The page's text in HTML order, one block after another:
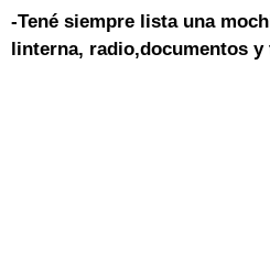
-Tené siempre lista una
linterna, radio,documentos y